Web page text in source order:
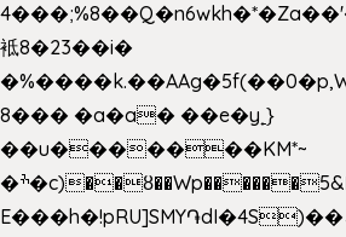
袛8�23��i�
8��� �a�a� ��e�y˿}
��u�������KM*~
�ׯ�c)��ȣ��Wp������5&��EN����*�&&6F��Le��~�P�άv����ui?
E���h�!pRU]SMY֏dI�4S)��ܢ��X��